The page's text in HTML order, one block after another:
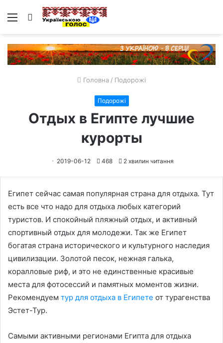
Меню Пошук
Головна / Подорожі
Подорожі
Отдых в Египте лучшие
курорты
2019-06-12 468 2 хвилин читання
Египет сейчас самая популярная страна для отдыха. Тут
есть все что надо для отдыха любых категорий
туристов. И спокойный пляжный отдых, и активный
спортивный отдых для молодежи. Так же Египет
богатая страна исторического и культурного наследия
цивилизации. Золотой песок, нежная галька,
коралловые риф, и это не единственные красивые
места для фотосессий и памятных моментов жизни.
Рекомендуем тур для отдыха в Египете от турагенства
Эстет-Тур.
Самыми активными регионами Египта для отдыха